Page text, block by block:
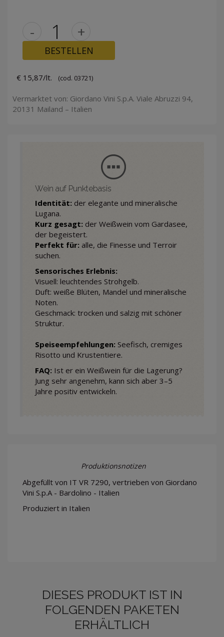
- +
BESTELLEN
€ 15,87/lt. (cod. 03721)
Vermarktet von: Giordano Vini S.p.A. Viale Abruzzi 94,
20131 Mailand – Italien
Wein auf Punktebasis
Identität: der elegante und mineralische
Lugana.
Kurz gesagt: der Weißwein vom Gardasee,
der begeistert.
Perfekt für: alle, die Finesse und Terroir
suchen.
Sensorisches Erlebnis:
Visuell: leuchtendes Strohgelb.
Duft: weiße Blüten, Mandel und mineralische
Noten.
Geschmack: trocken und salzig mit schöner
Struktur.
Speiseempfehlungen: Seefisch, cremiges
Risotto und Krustentiere.
FAQ: Ist er ein Weißwein für die Lagerung?
Jung sehr angenehm, kann sich aber 3–5
Jahre positiv entwickeln.
Produktionsnotizen
Abgefüllt von IT VR 7290, vertrieben von Giordano
Vini S.p.A - Bardolino - Italien
Produziert in Italien
DIESES PRODUKT IST IN
FOLGENDEN PAKETEN
ERHÄLTLICH